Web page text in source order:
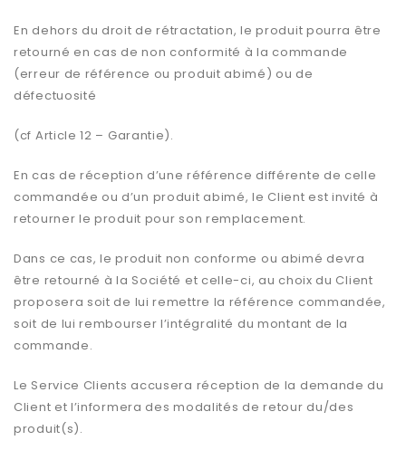
En dehors du droit de rétractation, le produit pourra être
retourné en cas de non conformité à la commande
(erreur de référence ou produit abimé) ou de
défectuosité
(cf Article 12 – Garantie).
En cas de réception d’une référence différente de celle
commandée ou d’un produit abimé, le Client est invité à
retourner le produit pour son remplacement.
Dans ce cas, le produit non conforme ou abimé devra
être retourné à la Société et celle-ci, au choix du Client
proposera soit de lui remettre la référence commandée,
soit de lui rembourser l’intégralité du montant de la
commande.
Le Service Clients accusera réception de la demande du
Client et l’informera des modalités de retour du/des
produit(s).